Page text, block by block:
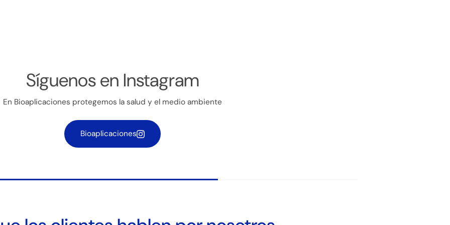
Síguenos en Instagram
En Bioaplicaciones protegemos la salud y el medio ambiente
Bioaplicaciones
+2
Se requiere iniciar sesión
Inicie sesión en su cuenta para agregar productos a su lista de